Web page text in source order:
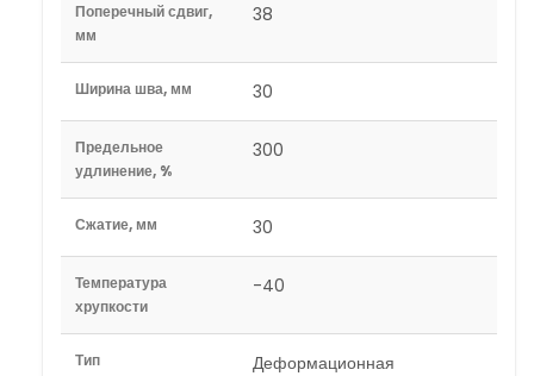
Поперечный сдвиг,
мм
38
Ширина шва, мм 30
Предельное
удлинение, %
300
Сжатие, мм 30
Температура
хрупкости
-40
Тип
Деформационная